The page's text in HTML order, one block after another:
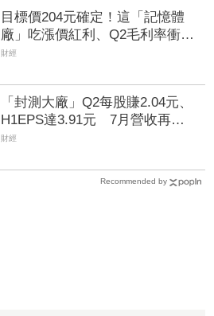
目標價204元確定！這「記憶體
廠」吃漲價紅利、Q2毛利率衝
70% 全年營運看旺
財經
「封測大廠」Q2每股賺2.04元、
H1EPS達3.91元 7月營收再喜
迎年月雙增
財經
Recommended by